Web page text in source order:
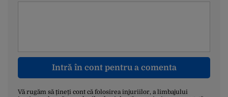
Intră în cont pentru a comenta
Vă rugăm să țineți cont că folosirea injuriilor, a limbajului